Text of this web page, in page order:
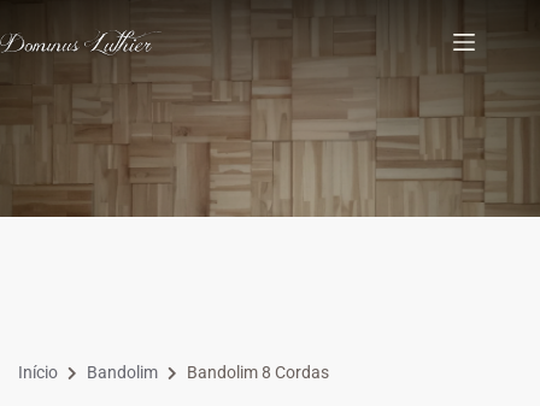
Início Bandolim Bandolim 8 Cordas